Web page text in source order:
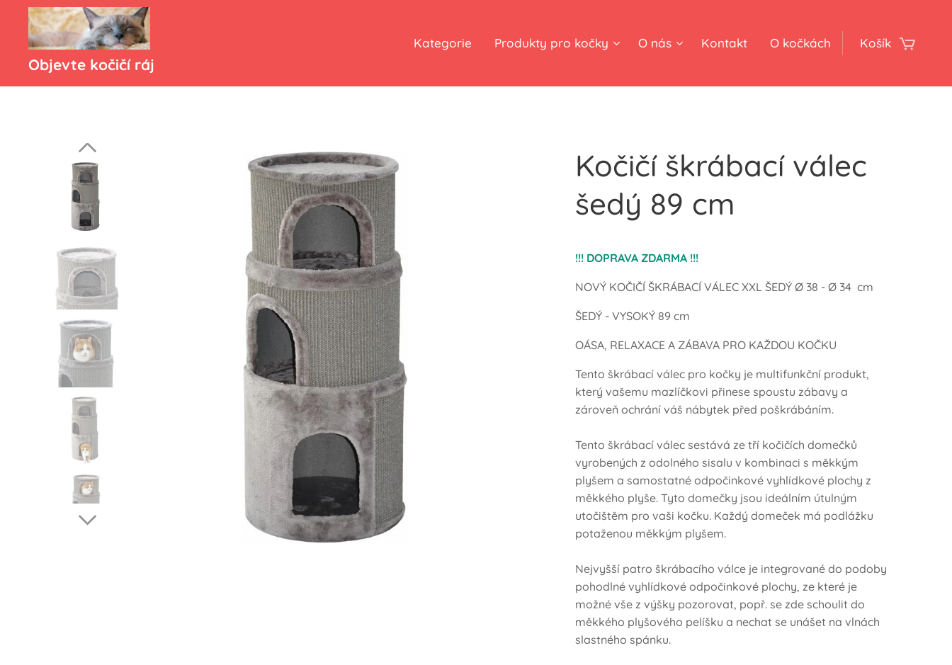
Objevte kočičí ráj
Kategorie Produkty pro kočky O nás Kontakt O kočkách Košík
Kočičí škrábací válec
šedý 89 cm
!!! DOPRAVA ZDARMA !!!
NOVÝ KOČIČÍ ŠKRÁBACÍ VÁLEC XXL ŠEDÝ Ø 38 - Ø 34 cm
ŠEDÝ - VYSOKÝ 89 cm
OÁSA, RELAXACE A ZÁBAVA PRO KAŽDOU KOČKU
Tento škrábací válec pro kočky je multifunkční produkt,
který vašemu mazlíčkovi přinese spoustu zábavy a
zároveň ochrání váš nábytek před poškrábáním.
Tento škrábací válec sestává ze tří kočičích domečků
vyrobených z odolného sisalu v kombinaci s měkkým
plyšem a samostatné odpočinkové vyhlídkové plochy z
měkkého plyše. Tyto domečky jsou ideálním útulným
utočištěm pro vaši kočku. Každý domeček má podlážku
potaženou měkkým plyšem.
Nejvyšší patro škrábacího válce je integrované do podoby
pohodlné vyhlídkové odpočinkové plochy, ze které je
možné vše z výšky pozorovat, popř. se zde schoulit do
měkkého plyšového pelíšku a nechat se unášet na vlnách
slastného spánku.